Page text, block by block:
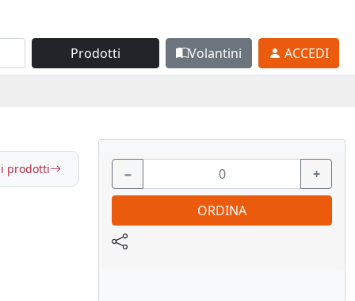
Prodotti Volantini ACCEDI
prodotti − +
ORDINA